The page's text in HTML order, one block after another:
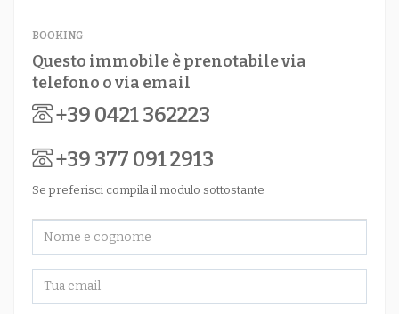
BOOKING
Questo immobile è prenotabile via
telefono o via email
+39 0421 362223
+39 377 091 2913
Se preferisci compila il modulo sottostante